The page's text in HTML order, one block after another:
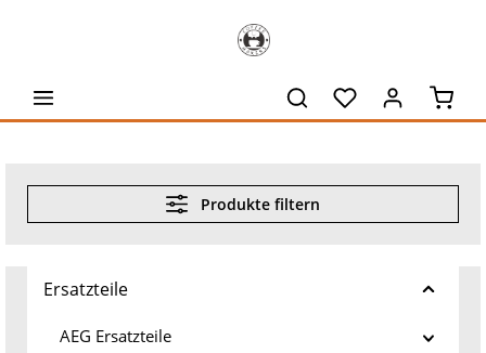
Produkte filtern
Ersatzteile
AEG Ersatzteile